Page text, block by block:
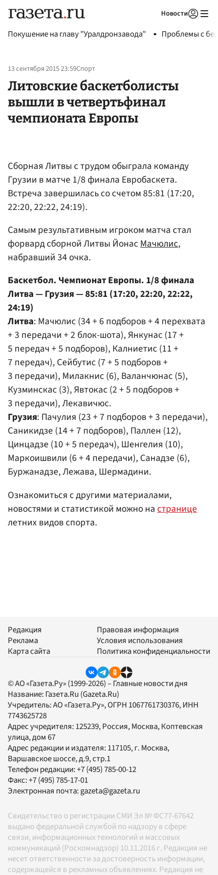
Новости
Покушение на главу "Уралдронзавода" Проблемы с
13 сентября 2015 23:59Спорт
Литовские баскетболисты
вышли в четвертьфинал
чемпионата Европы
Сборная Литвы с трудом обыграла команду
Грузии в матче 1/8 финала Евробаскета.
Встреча завершилась со счетом 85:81 (17:20,
22:20, 22:22, 24:19).
Самым результативным игроком матча стал
форвард сборной Литвы ЙонасМачюлис,
набравший 34 очка.
Баскетбол. Чемпионат Европы. 1/8 финала
Литва — Грузия — 85:81 (17:20, 22:20, 22:22,
24:19)
Литва: Мачюлис (34 + 6 подборов + 4 перехвата
+ 3 передачи + 2 блок-шота), Янкунас (17 +
5 передач + 5 подборов), Калниетис (11 +
7 передач), Сейбутис (7 + 5 подборов +
3 передачи), Милакнис (6), Валанчюнас (5),
Кузминскас (3), Явтокас (2 + 5 подборов +
3 передачи), Лекавичюс.
Грузия: Пачулия (23 + 7 подборов + 3 передачи),
Саникидзе (14 + 7 подборов), Паллен (12),
Цинцадзе (10 + 5 передач), Шенгелия (10),
Маркоишвили (6 + 4 передачи), Санадзе (6),
Буржанадзе, Лежава, Шермадини.
Ознакомиться с другими материалами,
новостями и статистикой можно на странице
летних видов спорта.
Редакция
Реклама
Карта сайта
Правовая информация
Условия использования
Политика конфиденциальности
© АО «Газета.Ру» (1999-2026) – Главные новости дня
Название: Газета.Ru (Gazeta.Ru)
Учредитель:АО «Газета.Ру», ОГРН 1067761730376, ИНН
7743625728
Адрес учредителя: 125239, Россия, Москва, Коптевская
улица, дом 67
Адрес редакции и издателя: 117105, г. Москва,
Варшавское шоссе, д.9, стр.1
Телефон редакции:+7 (495) 785-00-12
Факс:+7 (495) 785-17-01
Электронная почта:gazeta@gazeta.ru
Свидетельство о регистрации СМИ Эл № ФС77-67642
выдано федеральной службой по надзору в сфере
связи, информационных технологий и массовых
коммуникаций (Роскомнадзор) 10.11.2016 г. Редакция не
несет ответственности за достоверность информации,
содержащейся в рекламных объявлениях. Редакция не